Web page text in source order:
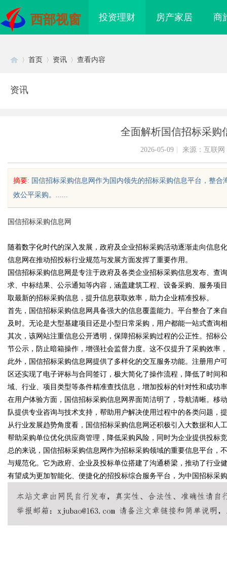
西部视窗 投资理财 房产家居 商
uz
!
Bo
首页 资讯 查看内容
资讯
全面解析国信招标采购
2026-05-09 来源：互联网
摘要: 国信招标采购信息网作为国内领先的招标采购信息平台，整
效公平采购。......
国信招标采购信息网
随着数字化时代的深入发展，政府及企业招标采购活动逐渐走向信息
信息网在推动招投标行业规范与发展方面发挥了重要作用。
国信招标采购信息网是专注于政府及各类企业招标采购信息发布、查
求、中标结果、公示通知等内容，涵盖建筑工程、设备采购、服务项
取最新的招标采购信息，提升信息获取效率，助力企业精准投标。
首先，国信招标采购信息网具备强大的信息覆盖能力。平台整合了来
及时。无论是大型基建项目还是小型日常采购，用户都能一站式查询
其次，该网站注重信息公开透明，保障招标采购过程的公正性。招标
节公示，防止暗箱操作，增强社会监督力度。这不仅提升了采购效率
此外，国信招标采购信息网提供了多样化的交互服务功能。注册用户
区还实现了电子评标与合同签订，极大简化了操作流程，降低了时间
域、行业、项目类型等条件精准查找信息，增加投标的针对性和成功
在用户体验方面，国信招标采购信息网界面简洁明了，导航清晰。移
队提供专业咨询与技术支持，帮助用户解决使用过程中的各类问题，
从行业发展趋势角度看，国信招标采购信息网还积极引入大数据和人
帮助采购单位优化供应商管理，降低采购风险，同时为企业提供投标
总的来说，国信招标采购信息网作为招标采购领域的重要信息平台，
与规范化。它为政府、企业及投标单位搭建了沟通桥梁，推动了行业
有望成为更加智能化、便捷化的招投标综合服务平台，为中国招标采
配眼镜
发体系全解析